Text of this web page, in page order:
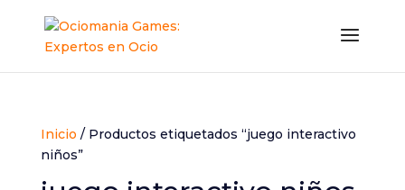
Inicio / Productos etiquetados “juego interactivo
niños”